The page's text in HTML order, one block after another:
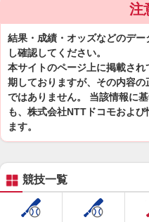
注
結果・成績・オッズなどのデ
し確認してください。
本サイトのページ上に掲載さ
期しておりますが、その内容
ではありません。 当該情報に
も、株式会社NTTドコモおよ
ます。
競技一覧